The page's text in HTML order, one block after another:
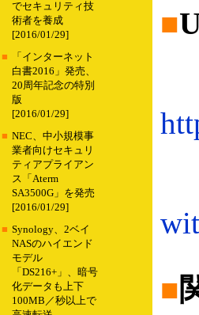
でセキュリティ技
術者を養成
[2016/01/29]
■
「インターネット
白書2016」発売、
20周年記念の特別
版
[2016/01/29]
■ NEC、中小規模事
業者向けセキュリ
ティアプライアン
ス「Aterm
SA3500G」を発売
[2016/01/29]
■ Synology、2ベイ
NASのハイエンド
モデル
「DS216+」、暗号
化データも上下
100MB／秒以上で
■
■